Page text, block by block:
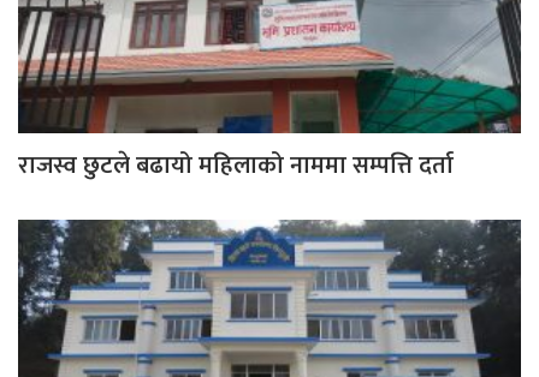
राजस्व छुटले बढायो महिलाको नाममा सम्पत्ति दर्ता